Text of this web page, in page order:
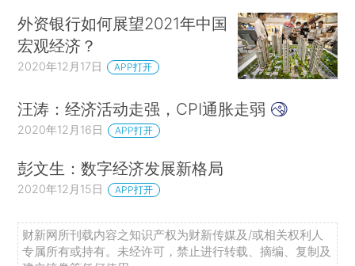
外资银行如何展望2021年中国
宏观经济？
2020年12月17日 APP打开
汪涛：经济活动走强，CPI通胀走弱
2020年12月16日 APP打开
彭文生：数字经济发展新格局
2020年12月15日 APP打开
财新网所刊载内容之知识产权为财新传媒及/或相关权利人
专属所有或持有。未经许可，禁止进行转载、摘编、复制及